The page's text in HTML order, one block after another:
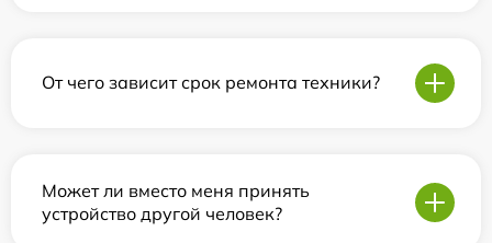
От чего зависит срок ремонта техники?
Может ли вместо меня принять
устройство другой человек?